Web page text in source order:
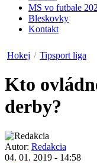
MS vo futbale
Bleskovky
Kontakt
Hokej / Tipsport liga
Kto
derby?
Autor: Redakcia
04. 01. 2019 - 14:58